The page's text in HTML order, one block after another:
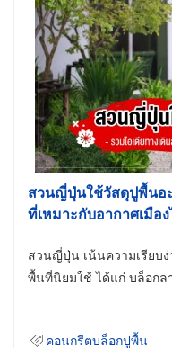
สวนญี่ปุ่นใช้วัสดุปูพื้นอ
ที่เหมาะกับอากาศเมือ
สวนญี่ปุ่น เน้นความเรียบ
พื้นที่นิยมใช้ ได้แก่ บล็อก
คอนกรีตบล็อกปูพื้น